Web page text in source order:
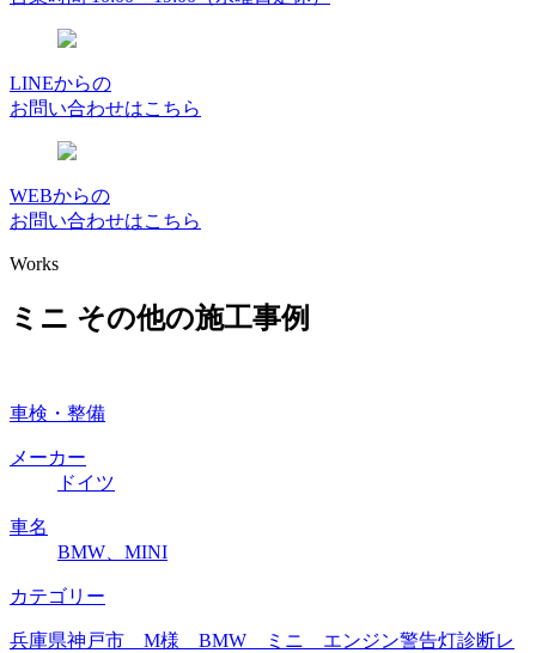
LINEからの
お問い合わせはこちら
WEBからの
お問い合わせはこちら
Works
ミニ その他の施工事例
車検・整備
メーカー
ドイツ
車名
BMW、MINI
カテゴリー
兵庫県神戸市 M様 BMW ミニ エンジン警告灯診断レ